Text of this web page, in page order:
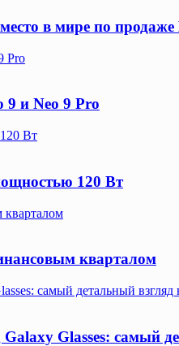
в мире по
Pro
и Neo 9 Pro
Вт
120 Вт
кварталом
кварталом
самый детальный
Galaxy Glasses: самый